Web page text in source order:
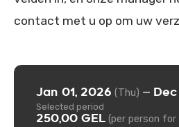
contact met u op om uw
Jan 01, 2026 (Thu) — Dec
Selected period
250,00 GEL (per person for